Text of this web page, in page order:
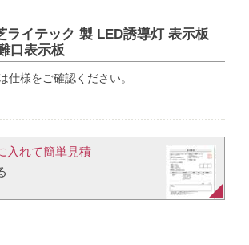
ライテック 製 LED誘導灯 表示板
口表示板
仕様をご確認ください。
入れて簡単見積​